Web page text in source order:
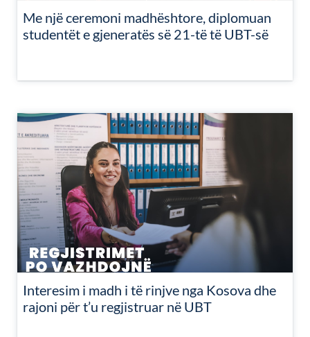
Me një ceremoni madhështore, diplomuan
studentët e gjeneratës së 21-të të UBT-së
Interesim i madh i të rinjve nga Kosova dhe
rajoni për t’u regjistruar në UBT